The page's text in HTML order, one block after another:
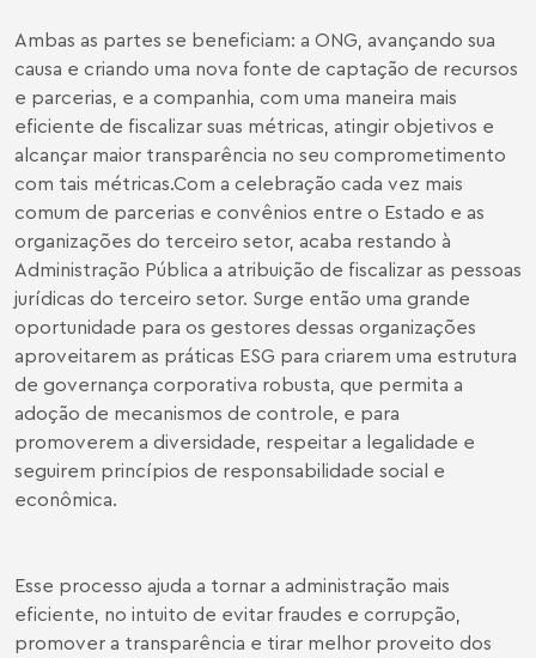
Ambas as partes se beneficiam: a ONG, avançando sua
causa e criando uma nova fonte de captação de recursos
e parcerias, e a companhia, com uma maneira mais
eficiente de fiscalizar suas métricas, atingir objetivos e
alcançar maior transparência no seu comprometimento
com tais métricas.Com a celebração cada vez mais
comum de parcerias e convênios entre o Estado e as
organizações do terceiro setor, acaba restando à
Administração Pública a atribuição de fiscalizar as pessoas
jurídicas do terceiro setor. Surge então uma grande
oportunidade para os gestores dessas organizações
aproveitarem as práticas ESG para criarem uma estrutura
de governança corporativa robusta, que permita a
adoção de mecanismos de controle, e para
promoverem a diversidade, respeitar a legalidade e
seguirem princípios de responsabilidade social e
econômica.
Esse processo ajuda a tornar a administração mais
eficiente, no intuito de evitar fraudes e corrupção,
promover a transparência e tirar melhor proveito dos